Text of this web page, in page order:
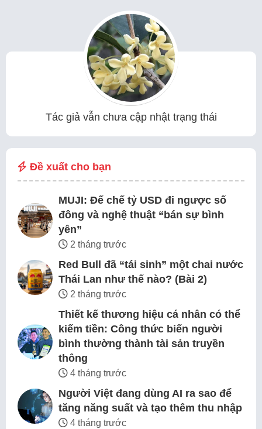
Tác giả vẫn chưa cập nhật trạng thái
Đề xuất cho bạn
MUJI: Đế chế tỷ USD đi ngược số
đông và nghệ thuật “bán sự bình
yên”
2 tháng trước
Red Bull đã “tái sinh” một chai nước
Thái Lan như thế nào? (Bài 2)
2 tháng trước
Thiết kế thương hiệu cá nhân có thể
kiếm tiền: Công thức biến người
bình thường thành tài sản truyền
thông
4 tháng trước
Người Việt đang dùng AI ra sao để
tăng năng suất và tạo thêm thu nhập
4 tháng trước